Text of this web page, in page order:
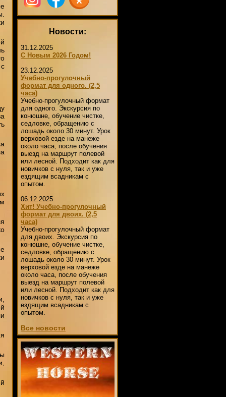
Новости:
31.12.2025
С Новым 2026 Годом!
23.12.2025
Учебно-прогулочный
формат для одного. (2,5
часа)
Учебно-прогулочный формат
для одного. Экскурсия по
конюшне, обучение чистке,
седловке, обращению с
лошадь около 30 минут. Урок
верховой езде на манеже
около часа, после обучения
выезд на маршрут полевой
или лесной. Подходит как для
новичков с нуля, так и уже
ездящим всадникам с
опытом.
06.12.2025
Хит! Учебно-прогулочный
формат для двоих. (2,5
часа)
Учебно-прогулочный формат
для двоих. Экскурсия по
конюшне, обучение чистке,
седловке, обращению с
лошадь около 30 минут. Урок
верховой езде на манеже
около часа, после обучения
выезд на маршрут полевой
или лесной. Подходит как для
новичков с нуля, так и уже
ездящим всадникам с
опытом.
Все новости